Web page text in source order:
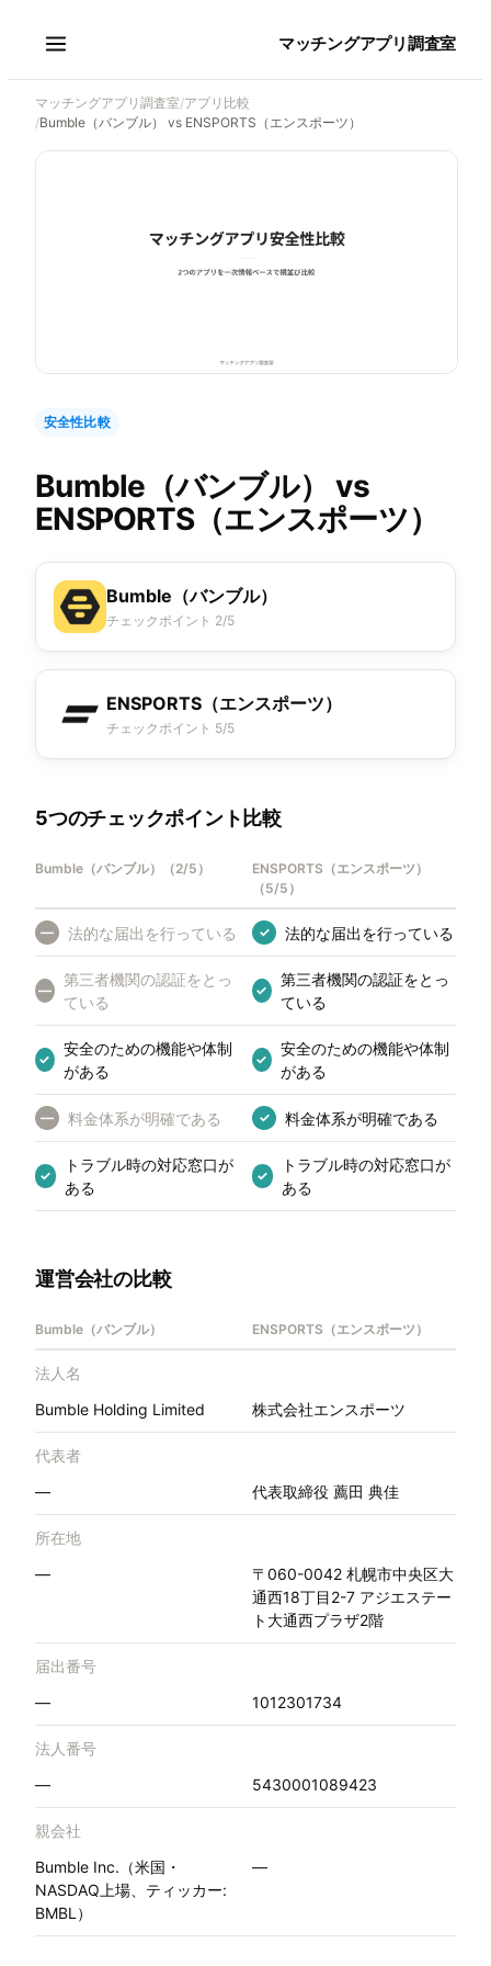
マッチングアプリ調査室
マッチングアプリ調査室/アプリ比較
/Bumble（バンブル） vs ENSPORTS（エンスポーツ）
安全性比較
Bumble（バンブル）
vs
ENSPORTS（エンスポーツ）
Bumble（バンブル）
チェックポイント 2/5
ENSPORTS（エンスポーツ）
チェックポイント 5/5
5つのチェックポイント比較
Bumble（バンブル） （2/5 ）
ENSPORTS（エンスポーツ）
（5/5 ）
— 法的な届出を行っている ✓ 法的な届出を行っている
—
第三者機関の認証をとっ
ている
✓
第三者機関の認証をとっ
ている
✓
安全のための機能や体制
がある
✓
安全のための機能や体制
がある
— 料金体系が明確である ✓ 料金体系が明確である
✓
トラブル時の対応窓口が
ある
✓
トラブル時の対応窓口が
ある
運営会社の比較
Bumble（バンブル） ENSPORTS（エンスポーツ）
法人名
Bumble Holding Limited
株式会社エンスポーツ
代表者
—
代表取締役 薦田 典佳
所在地
—
〒060-0042 札幌市中央区大
通西18丁目2-7 アジエステー
ト大通西プラザ2階
届出番号
—
1012301734
法人番号
—
5430001089423
親会社
Bumble Inc.（米国・
NASDAQ上場、ティッカー:
BMBL）
—